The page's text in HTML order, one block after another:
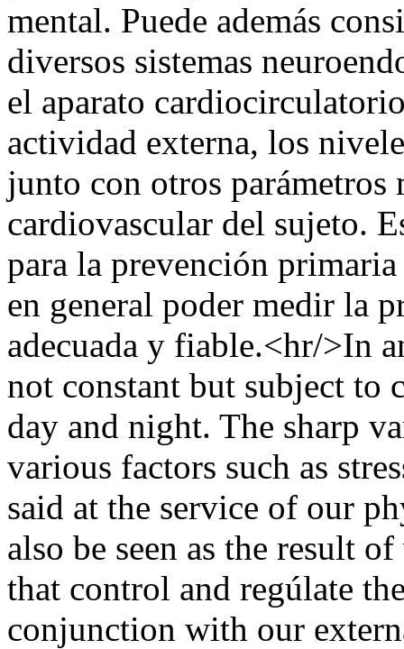
mental. Puede además
diversos sistemas
el aparato
actividad externa, los
junto con otros
cardiovascular del sujeto.
para la prevención
en general poder medir la
adecuada y fiable.<hr/>In
not constant but subject to
day and night. The sharp
various factors such as
said at the service of our
also be seen as the result
that control and regúlate
conjunction with our